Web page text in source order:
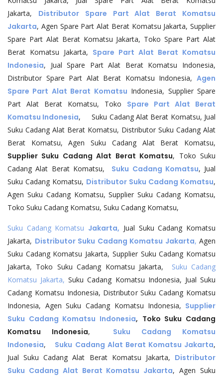
Jakarta, Distributor Spare Part Alat Berat Komatsu
Jakarta, Agen Spare Part Alat Berat Komatsu Jakarta, Supplier
Spare Part Alat Berat Komatsu Jakarta, Toko Spare Part Alat
Berat Komatsu Jakarta, Spare Part Alat Berat Komatsu
Indonesia, Jual Spare Part Alat Berat Komatsu Indonesia,
Distributor Spare Part Alat Berat Komatsu Indonesia, Agen
Spare Part Alat Berat Komatsu Indonesia, Supplier Spare
Part Alat Berat Komatsu, Toko Spare Part Alat Berat
Komatsu Indonesia, Suku Cadang Alat Berat Komatsu, Jual
Suku Cadang Alat Berat Komatsu, Distributor Suku Cadang Alat
Berat Komatsu, Agen Suku Cadang Alat Berat Komatsu,
Supplier Suku Cadang Alat Berat Komatsu, Toko Suku
Cadang Alat Berat Komatsu, Suku Cadang Komatsu, Jual
Suku Cadang Komatsu, Distributor Suku Cadang Komatsu,
Agen Suku Cadang Komatsu, Supplier Suku Cadang Komatsu,
Toko Suku Cadang Komatsu, Suku Cadang Komatsu,
Suku Cadang Komatsu Jakarta, Jual Suku Cadang Komatsu
Jakarta, Distributor Suku Cadang Komatsu Jakarta, Agen
Suku Cadang Komatsu Jakarta, Supplier Suku Cadang Komatsu
Jakarta, Toko Suku Cadang Komatsu Jakarta, Suku Cadang
Komatsu Jakarta, Suku Cadang Komatsu Indonesia, Jual Suku
Cadang Komatsu Indonesia, Distributor Suku Cadang Komatsu
Indonesia, Agen Suku Cadang Komatsu Indonesia, Supplier
Suku Cadang Komatsu Indonesia, Toko Suku Cadang
Komatsu Indonesia, Suku Cadang Komatsu
Indonesia, Suku Cadang Alat Berat Komatsu Jakarta,
Jual Suku Cadang Alat Berat Komatsu Jakarta, Distributor
Suku Cadang Alat Berat Komatsu Jakarta, Agen Suku